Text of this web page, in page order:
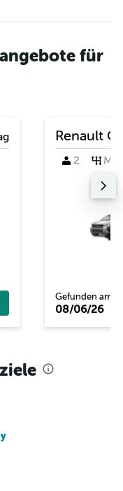
für
Renault
2 M
Gefunden am
08/06/26